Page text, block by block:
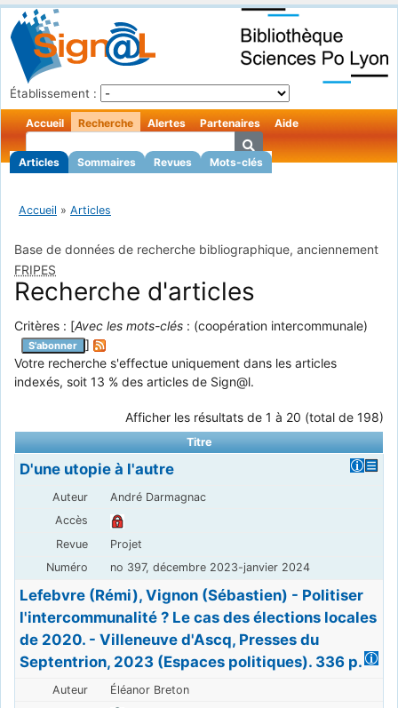
Établissement :
Accueil Recherche
Articles Sommaires Revues Mots-clés
Alertes Partenaires Aide
Accueil » Articles
Base de données de recherche bibliographique, anciennement
FRIPES
Recherche d'articles
Critères : [Avec les mots-clés : (coopération intercommunale)
S'abonner
]
Votre recherche s'effectue uniquement dans les articles
indexés, soit 13 % des articles de Sign@l.
Afficher les résultats de 1 à 20 (total de 198)
Titre
D'une utopie à l'autre
André Darmagnac
Projet
no 397, décembre 2023-janvier 2024
Lefebvre (Rémi), Vignon (Sébastien) - Politiser
l'intercommunalité ? Le cas des élections locales
de 2020. - Villeneuve d'Ascq, Presses du
Septentrion, 2023 (Espaces politiques). 336 p.
Éléanor Breton